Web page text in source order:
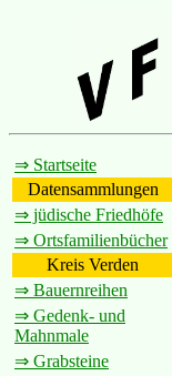
⇒ Startseite
Datensammlungen
⇒ jüdische Friedhöfe
⇒ Ortsfamilienbücher
Kreis Verden
⇒ Bauernreihen
⇒ Gedenk- und
Mahnmale
⇒ Grabsteine